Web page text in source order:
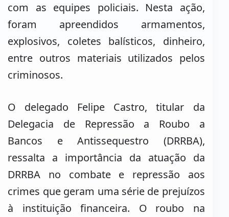
com as equipes policiais. Nesta ação,
foram apreendidos armamentos,
explosivos, coletes balísticos, dinheiro,
entre outros materiais utilizados pelos
criminosos.
O delegado Felipe Castro, titular da
Delegacia de Repressão a Roubo a
Bancos e Antissequestro (DRRBA),
ressalta a importância da atuação da
DRRBA no combate e repressão aos
crimes que geram uma série de prejuízos
à instituição financeira. O roubo na